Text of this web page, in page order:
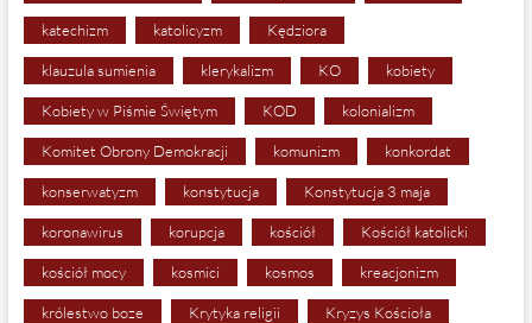
katechizm katolicyzm Kędziora
klauzula sumienia klerykalizm KO kobiety
Kobiety w Piśmie Świętym KOD kolonializm
Komitet Obrony Demokracji komunizm konkordat
konserwatyzm konstytucja Konstytucja 3 maja
koronawirus korupcja kościół Kościół katolicki
kościół mocy kosmici kosmos kreacjonizm
królestwo boze Krytyka religii Kryzys Kościoła